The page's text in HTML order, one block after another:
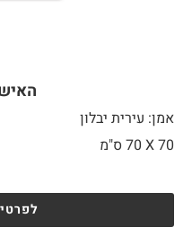
אמן: עירית יבלון
70 X